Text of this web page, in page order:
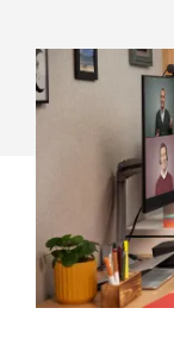
配
备
商
像
头